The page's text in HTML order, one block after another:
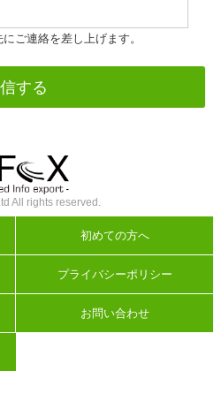
ご連絡を差し上げます。
All rights reserved.
初めての方へ
プライバシーポリシー
お問い合わせ